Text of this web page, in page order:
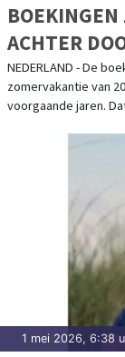
ACHTER
MINUTE
NEDERLAND - De
zomervakantie van
voorgaande jaren.
1 mei 2026, 6:38